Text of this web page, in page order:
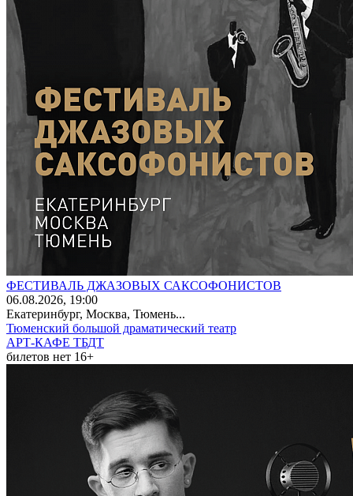
ФЕСТИВАЛЬ ДЖАЗОВЫХ САКСОФОНИСТОВ
06.08.2026, 19:00
Екатеринбург, Москва, Тюмень...
Тюменский большой драматический театр
АРТ-КАФЕ ТБДТ
билетов нет 16+